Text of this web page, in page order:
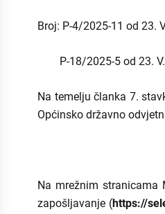
Odluke i
Javna
Rubrike
Broj: P-4/2025-11 od 23.
P-18/2025-5 od 23. V.
Na temelju članka 7.
Općinsko državno
Na mrežnim stranicama
zapošljavanje (https://